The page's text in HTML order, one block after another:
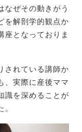
なぜその動きがう
を解剖学的観点か
座となっておりま
されている講師か
、実際に産後ママ
識を深めることが